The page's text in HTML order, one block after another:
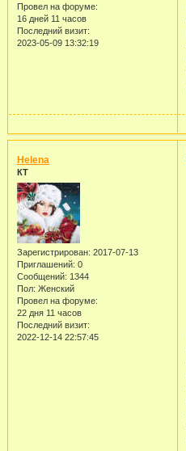
Провел на форуме:
16 дней 11 часов
Последний визит:
2023-05-09 13:32:19
Helena
КТ
Зарегистрирован: 2017-07-13
Приглашений: 0
Сообщений: 1344
Пол: Женский
Провел на форуме:
22 дня 11 часов
Последний визит:
2022-12-14 22:57:45